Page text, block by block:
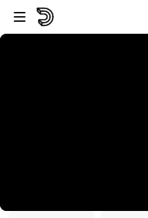
Vai al lettore
Passa al contenuto principale